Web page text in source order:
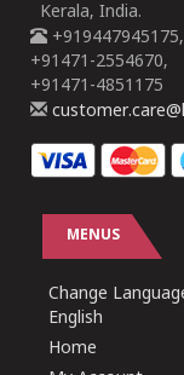
Kerala, India.
+919447945175,
+91471-2554670,
+91471-4851175
MENUS
Change
English
Home